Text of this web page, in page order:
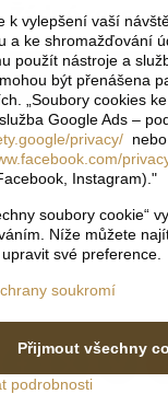
Žádné
Přidat recenzi
Facebook
Twitter
k vylepšení vaší
a ke shromažďování
použít nástroje a
být přenášena
„Soubory cookies
Google Ads –
privacy/nebo
Instagram)."
soubory cookie“
Níže můžete
své preference.
soukromí
podrobnosti
Přijmout všechny